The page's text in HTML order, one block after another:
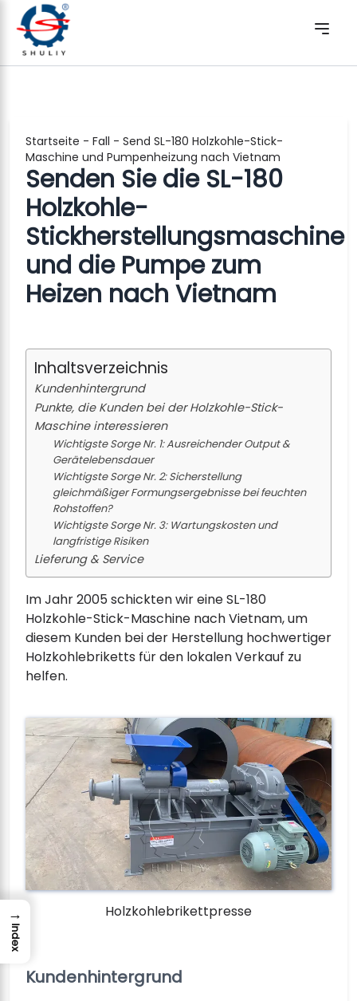
Startseite - Fall - Send SL-180 Holzkohle-Stick-
Maschine und Pumpenheizung nach Vietnam
Senden Sie die SL-180
Holzkohle-
Stickherstellungsmaschine
und die Pumpe zum
Heizen nach Vietnam
Inhaltsverzeichnis
Kundenhintergrund
Punkte, die Kunden bei der Holzkohle-Stick-
Maschine interessieren
Wichtigste Sorge Nr. 1: Ausreichender Output &
Gerätelebensdauer
Wichtigste Sorge Nr. 2: Sicherstellung
gleichmäßiger Formungsergebnisse bei feuchten
Rohstoffen?
Wichtigste Sorge Nr. 3: Wartungskosten und
langfristige Risiken
Lieferung & Service
Im Jahr 2005 schickten wir eine SL-180
Holzkohle-Stick-Maschine nach Vietnam, um
diesem Kunden bei der Herstellung hochwertiger
Holzkohlebriketts für den lokalen Verkauf zu
helfen.
Holzkohlebrikettpresse
Kundenhintergrund
→
Index